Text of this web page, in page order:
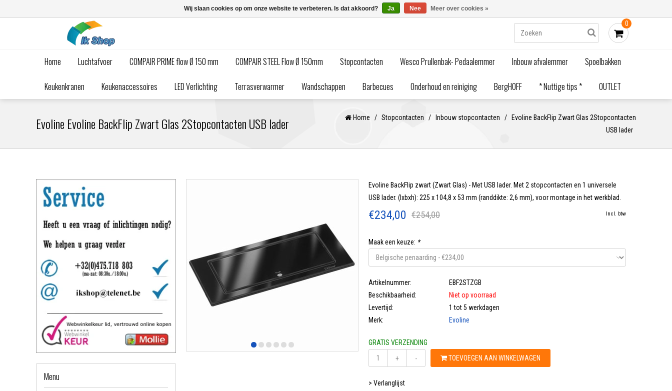
0
Home Luchtafvoer COMPAIR PRIME flow Ø 150 mm COMPAIR STEEL Flow Ø 150mm Stopcontacten Wesco Prullenbak- Pedaalemmer Inbouw afvalemmer Spoelbakken
Keukenkranen Keukenaccessoires LED Verlichting Terrasverwarmer Wandschappen Barbecues Onderhoud en reiniging BergHOFF * Nuttige tips * OUTLET
Evoline Evoline BackFlip Zwart Glas 2Stopcontacten USB lader Home / Stopcontacten / Inbouw stopcontacten /
Evoline BackFlip Zwart Glas 2Stopcontacten
USB lader
Evoline BackFlip zwart (Zwart Glas) - Met USB lader. Met 2 stopcontacten en 1 universele
USB lader. (lxbxh): 225 x 104,8 x 53 mm (randdikte: 2,6 mm), voor montage in het werkblad.
€234,00 €254,00 Incl. btw
Maak een keuze: *
Artikelnummer:
EBF2STZGB
Beschikbaarheid:
Niet op voorraad
Levertijd:
1 tot 5 werkdagen
Merk:
Evoline
GRATIS VERZENDING
+
- TOEVOEGEN AAN WINKELWAGEN
> Verlanglijst
Menu
Wij slaan cookies op om onze website te verbeteren. Is dat akkoord? Ja Nee Meer over cookies »